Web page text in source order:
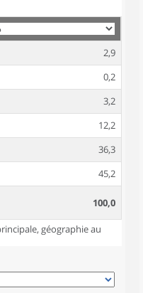
2,9
0,2
3,2
12,2
36,3
45,2
100,0
géographie au